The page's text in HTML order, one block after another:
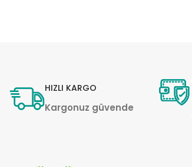
HIZLI KARGO
Kargonuz güvende